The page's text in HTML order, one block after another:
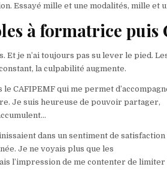
Essayé mille et une modalités, mille et
à formatrice
Et je n’ai toujours pas su lever le pied.
la culpabilité augmente.
CAFIPEMF qui me permet
Je suis heureuse de pouvoir partager,
dans un sentiment de satisfaction
Je ne voyais plus que les
l’impression de me contenter de limiter